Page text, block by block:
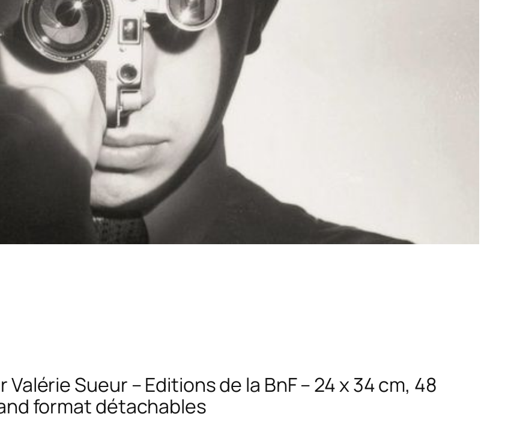
Valérie Sueur – Editions de la BnF – 24 x 34 cm, 48
format détachables